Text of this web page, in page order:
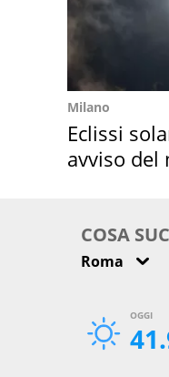
Milano
Eclissi
avviso del